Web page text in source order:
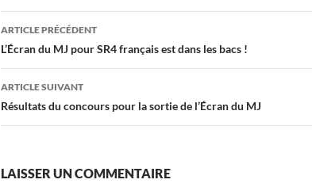
Navigation
des
articles
ARTICLE PRÉCÉDENT
L’Écran du MJ pour SR4 français est dans les bacs !
ARTICLE SUIVANT
Résultats du concours pour la sortie de l’Écran du MJ
LAISSER UN COMMENTAIRE